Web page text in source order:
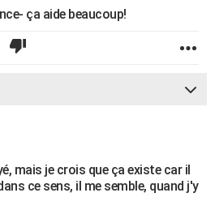
ça aide beaucoup!
mais je crois que ça existe car il
ce sens, il me semble, quand j'y